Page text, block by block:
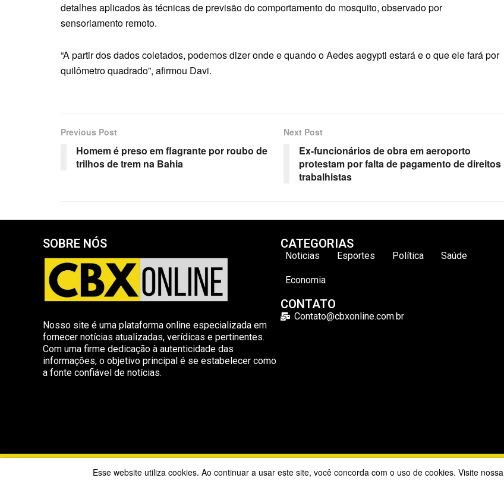
detalhes aplicados às técnicas de previsão do comportamento do mosquito, observado por
sensoriamento remoto.
“A partir dos dados coletados, podemos dizer onde e quando o Aedes aegypti estará e o que ele fará por
quilômetro quadrado”, afirmou Davi.
Previous Post
Homem é preso em flagrante por roubo de
trilhos de trem na Bahia
Next Post
Ex-funcionários de obra em aeroporto
protestam por falta de pagamento de direitos
trabalhistas
SOBRE NÓS
Nosso site é uma plataforma online especializada em
fornecer notícias atualizadas, verídicas e pertinentes.
Com uma firme dedicação à autenticidade das
informações, o objetivo principal é se estabelecer como
a fonte confiável de notícias.
CATEGORIAS
Noticias Esportes Política Saúde
Economia
CONTATO
Contato@cbxonline.com.br
Esse website utiliza cookies. Ao continuar a usar este site, você concorda com o uso de cookies. Visite nossa